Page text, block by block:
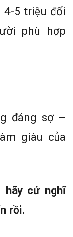
5 triệu đối
phù hợp
đáng sợ –
giàu của
hãy cứ nghĩ
rồi.